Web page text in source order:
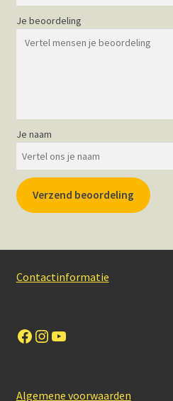
Je beoordeling
Je naam
Verzend beoordeling
Contactinformatie
Facebook
Instagram
YouTube
Algemene voorwaarden